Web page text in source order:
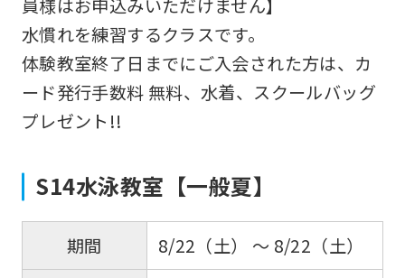
員様はお申込みいただけません】
水慣れを練習するクラスです。
体験教室終了日までにご入会された方は、カ
ード発行手数料 無料、水着、スクールバッグ
プレゼント!!
S14水泳教室【一般夏】
期間
8/22（土） 〜 8/22（土）
using
the
service.